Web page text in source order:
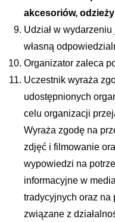
akcesoriów,
Udział w
własną
Organizator zaleca
Uczestnik wyraża
udostępnionych
celu organizacji
Wyraża zgodę na
zdjęć i filmowanie
wypowiedzi na
informacyjne w
tradycyjnych oraz na
związane z